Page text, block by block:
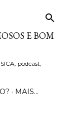
principal
E BOM
podcast,
MAIS…